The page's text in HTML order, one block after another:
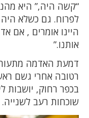
“קשה היה,” היא
לפרוח. גם כשלא היה
היינו אומרים , אם
אותנו.”
דמעת האדמה
רטובה אחרי גשם
בכפר רחוק, יושבות
שוכחות רעב לשנייה.